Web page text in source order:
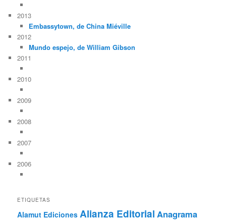
2013
Embassytown, de China Miéville
2012
Mundo espejo, de William Gibson
2011
2010
2009
2008
2007
2006
ETIQUETAS
Alamut Ediciones Alianza Editorial Anagrama